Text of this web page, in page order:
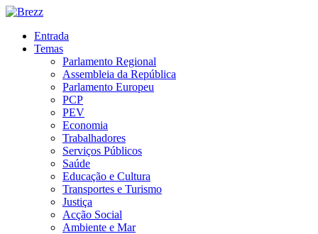
Entrada
Temas
Parlamento Regional
Assembleia da República
Parlamento Europeu
PCP
PEV
Economia
Trabalhadores
Serviços Públicos
Saúde
Educação e Cultura
Transportes e Turismo
Justiça
Acção Social
Ambiente e Mar